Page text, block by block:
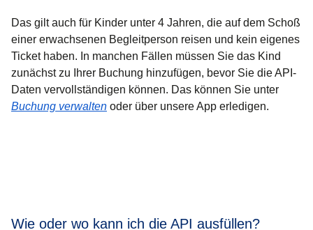
Das gilt auch für Kinder unter 4 Jahren, die auf dem Schoß
einer erwachsenen Begleitperson reisen und kein eigenes
Ticket haben. In manchen Fällen müssen Sie das Kind
zunächst zu Ihrer Buchung hinzufügen, bevor Sie die API-
Daten vervollständigen können. Das können Sie unter
Buchung verwalten oder über unsere App erledigen.
Wie oder wo kann ich die API ausfüllen?